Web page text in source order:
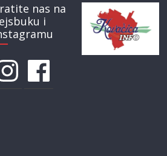
nas na
i
Facebook